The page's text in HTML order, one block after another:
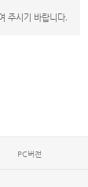
주시기 바랍니다.
PC버전